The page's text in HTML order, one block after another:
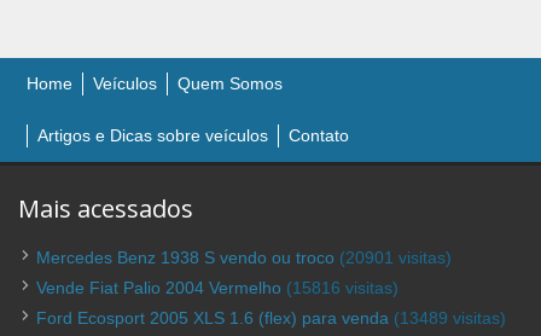
Home Veículos Quem Somos
Artigos e Dicas sobre veículos Contato
Mais acessados
Mercedes Benz 1938 S vendo ou troco (20901 visitas)
Vende Fiat Palio 2004 Vermelho (15816 visitas)
Ford Ecosport 2005 XLS 1.6 (flex) para venda (13489 visitas)